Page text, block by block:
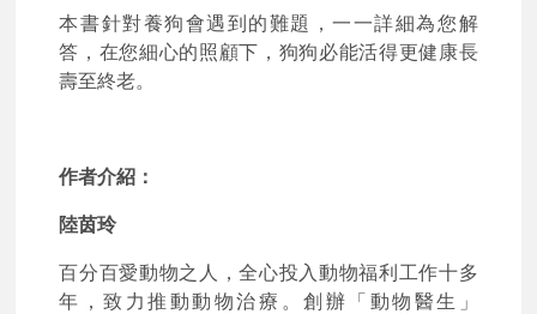
本書針對養狗會遇到的難題，一一詳細為您解
答，在您細心的照顧下，狗狗必能活得更健康長
壽至終老。
作者介紹：
陸茵玲
百分百愛動物之人，全心投入動物福利工作十多
年，致力推動動物治療。創辦「動物醫生」